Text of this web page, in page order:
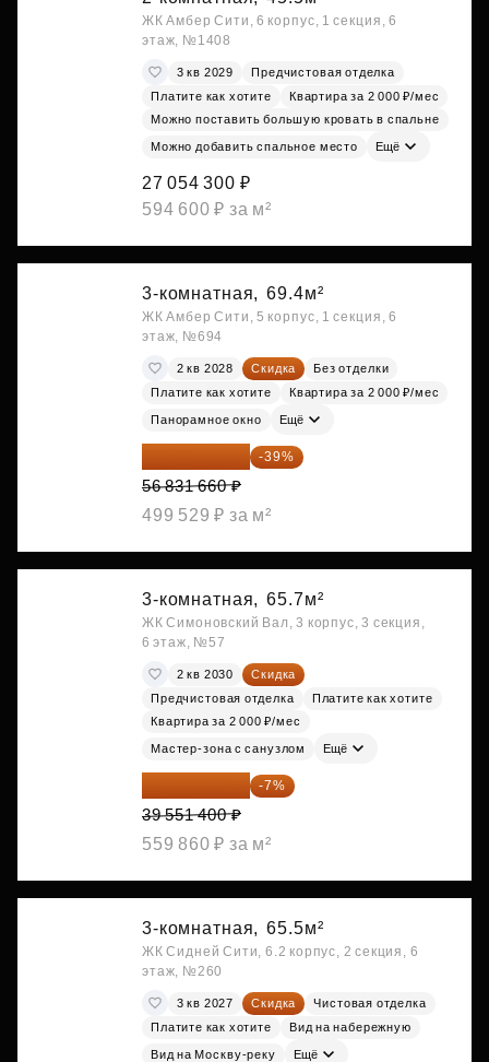
ЖК Амбер Сити, 6 корпус, 1 секция, 6
этаж, №1408
3 кв 2029
Предчистовая отделка
Платите как хотите
Квартира за 2 000 ₽/мес
Можно поставить большую кровать в спальне
Можно добавить спальное место Ещё
27 054 300 ₽
594 600 ₽ за м²
3-комнатная, 69.4м²
ЖК Амбер Сити, 5 корпус, 1 секция, 6
этаж, №694
2 кв 2028 Скидка
Без отделки
Платите как хотите
Квартира за 2 000 ₽/мес
Панорамное окно Ещё
34 667 313 ₽ -39%
56 831 660 ₽
499 529 ₽ за м²
3-комнатная, 65.7м²
ЖК Симоновский Вал, 3 корпус, 3 секция,
6 этаж, №57
2 кв 2030
Скидка
Предчистовая отделка
Платите как хотите
Квартира за 2 000 ₽/мес
Мастер-зона с санузлом Ещё
36 782 802 ₽ -7%
39 551 400 ₽
559 860 ₽ за м²
3-комнатная, 65.5м²
ЖК Сидней Сити, 6.2 корпус, 2 секция, 6
этаж, №260
3 кв 2027 Скидка
Чистовая отделка
Платите как хотите
Вид на набережную
Вид на Москву-реку Ещё